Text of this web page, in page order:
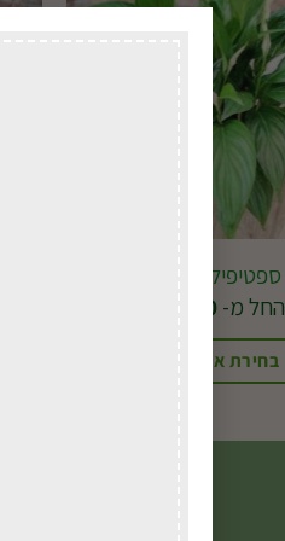
ספטיפיליום ננסי
החל מ-41.00
בחירת אפשרויות
זה